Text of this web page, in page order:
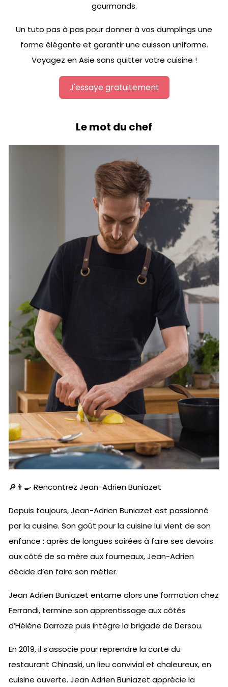
gourmands.
Un tuto pas à pas pour donner à vos dumplings une
forme élégante et garantir une cuisson uniforme.
Voyagez en Asie sans quitter votre cuisine !
J'essaye gratuitement
🔎👨‍🍳 Rencontrez Jean-Adrien Buniazet
Depuis toujours, Jean-Adrien Buniazet est passionné
par la cuisine. Son goût pour la cuisine lui vient de son
enfance : après de longues soirées à faire ses devoirs
aux côté de sa mère aux fourneaux, Jean-Adrien
décide d’en faire son métier.
Jean Adrien Buniazet entame alors une formation chez
Ferrandi, termine son apprentissage aux côtés
d’Hélène Darroze puis intègre la brigade de Dersou.
En 2019, il s’associe pour reprendre la carte du
restaurant Chinaski, un lieu convivial et chaleureux, en
cuisine ouverte. Jean Adrien Buniazet apprécie la
Le mot du chef